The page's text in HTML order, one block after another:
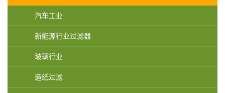
汽车工业
新能源行业过滤器
玻璃行业
造纸过滤